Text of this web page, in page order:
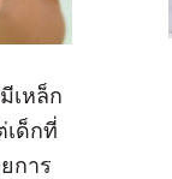
เหล็ก
เด็กที่
การ